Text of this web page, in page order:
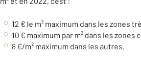
12 € le m² maximum dans les zones
10 € maximum par m² dans les
8 €/m² maximum dans les autres.